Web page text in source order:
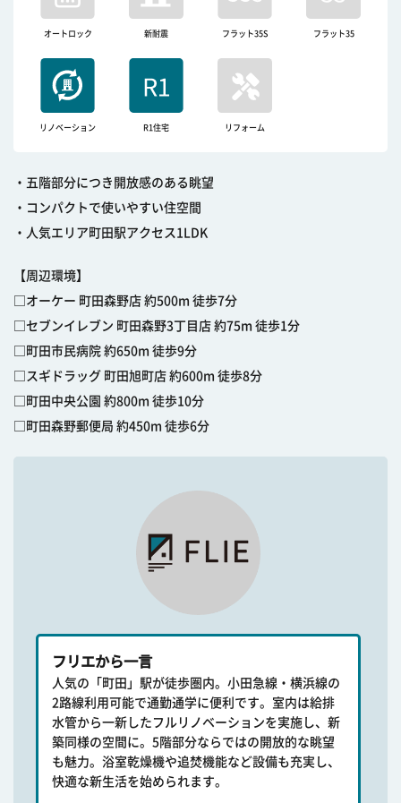
オートロック 新耐震 フラット35S フラット35
リノベーション R1住宅 リフォーム
・五階部分につき開放感のある眺望
・コンパクトで使いやすい住空間
・人気エリア町田駅アクセス1LDK
【周辺環境】
□オーケー 町田森野店 約500m 徒歩7分
□セブンイレブン 町田森野3丁目店 約75m 徒歩1分
□町田市民病院 約650m 徒歩9分
□スギドラッグ 町田旭町店 約600m 徒歩8分
□町田中央公園 約800m 徒歩10分
□町田森野郵便局 約450m 徒歩6分
フリエから一言
人気の「町田」駅が徒歩圏内。小田急線・横浜線の
2路線利用可能で通勤通学に便利です。室内は給排
水管から一新したフルリノベーションを実施し、新
築同様の空間に。5階部分ならではの開放的な眺望
も魅力。浴室乾燥機や追焚機能など設備も充実し、
快適な新生活を始められます。